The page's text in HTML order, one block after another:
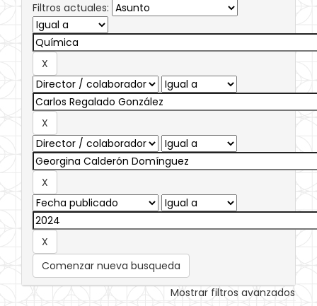
Filtros actuales:
Comenzar nueva busqueda
Mostrar filtros avanzados